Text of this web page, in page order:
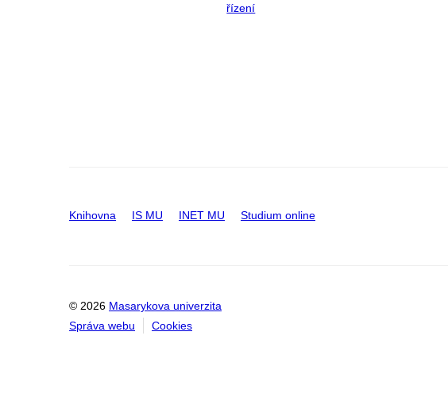
řízení
Knihovna IS MU INET MU Studium online
© 2026 Masarykova univerzita
Správa webu
Cookies